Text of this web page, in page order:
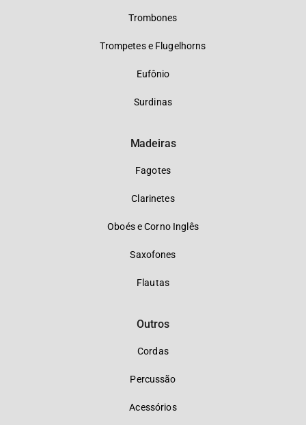
Trombones
Trompetes e Flugelhorns
Eufônio
Surdinas
Madeiras
Fagotes
Clarinetes
Oboés e Corno Inglês
Saxofones
Flautas
Outros
Cordas
Percussão
Acessórios